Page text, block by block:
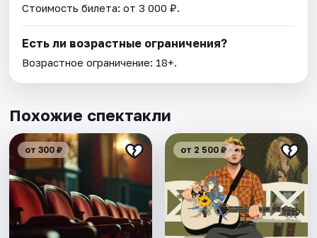
Стоимость билета: от 3 000 ₽.
Есть ли возрастные ограничения?
Возрастное ограничение: 18+.
Похожие спектакли
от 300 ₽ от 2 500 ₽